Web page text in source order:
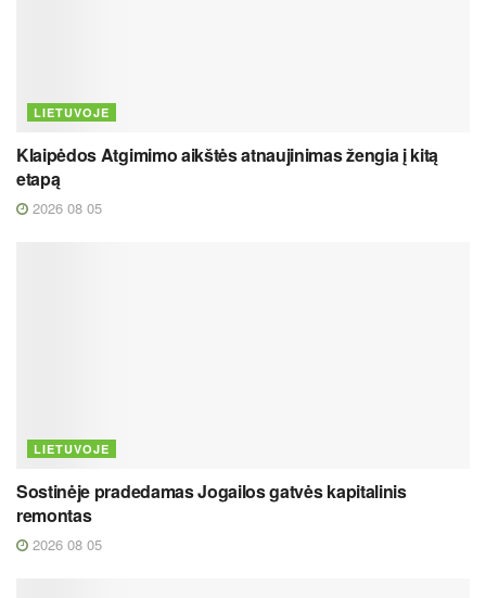
LIETUVOJE
Klaipėdos Atgimimo aikštės atnaujinimas žengia į kitą
etapą
2026 08 05
LIETUVOJE
Sostinėje pradedamas Jogailos gatvės kapitalinis
remontas
2026 08 05